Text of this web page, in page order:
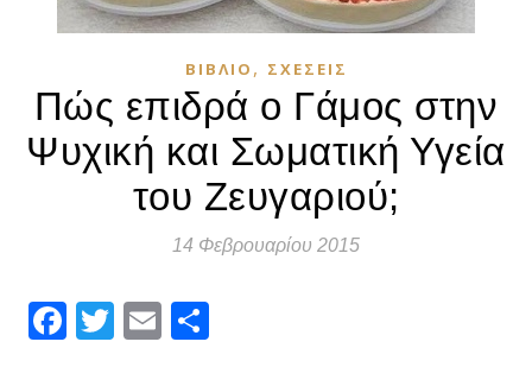
ΒΙΒΛΊΟ , ΣΧΈΣΕΙΣ
Πώς επιδρά ο Γάμος στην
Ψυχική και Σωματική Υγεία
του Ζευγαριού;
14 Φεβρουαρίου 2015
Facebook
Twitter
Email